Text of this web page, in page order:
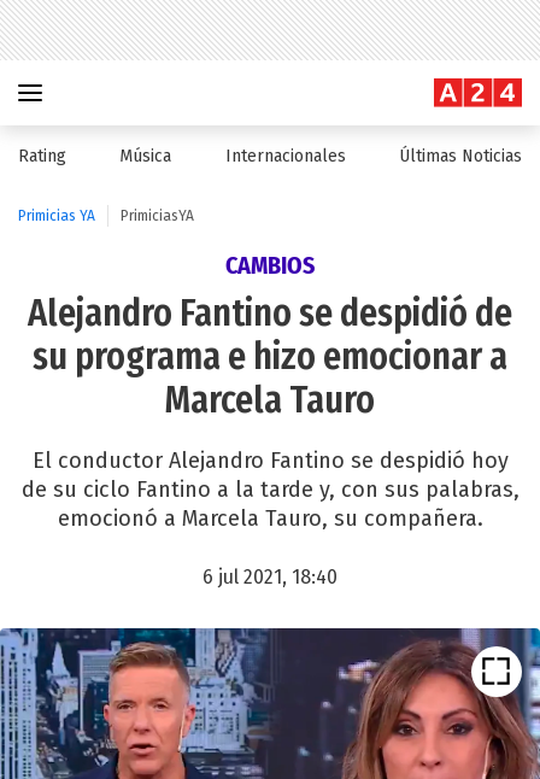
Rating Música Internacionales Últimas Noticias
Primicias YA PrimiciasYA
CAMBIOS
Alejandro Fantino se despidió de
su programa e hizo emocionar a
Marcela Tauro
El conductor Alejandro Fantino se despidió hoy
de su ciclo Fantino a la tarde y, con sus palabras,
emocionó a Marcela Tauro, su compañera.
6 jul 2021, 18:40